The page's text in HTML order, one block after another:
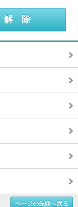
ページの先頭へ戻る